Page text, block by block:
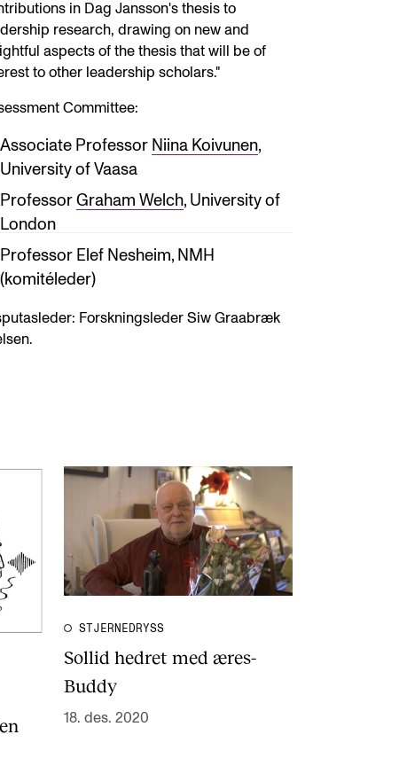
in Dag Jansson's thesis to
research, drawing on new and
aspects of the thesis that will be of
to other leadership scholars."
Committee:
Associate Professor Niina Koivunen,
University of Vaasa
ProfessorGraham Welch, University of
London
Professor Elef Nesheim, NMH
(komitéleder)
Forskningsleder Siw Graabræk
STJERNEDRYSS
Sollid hedret med æres-
Buddy
18. des. 2020